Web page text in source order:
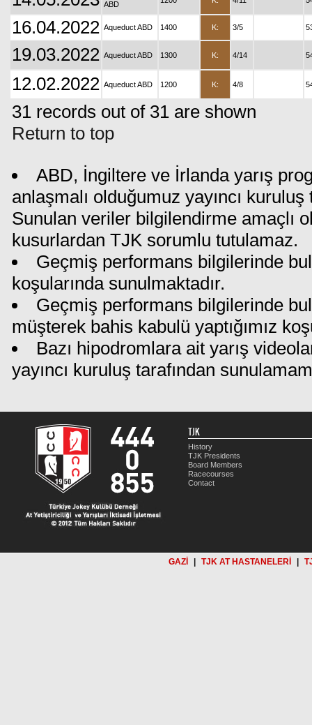
ABD
16.04.2022 Aqueduct ABD 1400 K: 3/5
19.03.2022 Aqueduct ABD 1300 K: 4/14
12.02.2022 Aqueduct ABD 1200 K: 4/8
31 records out of 31 are shown
Return to top
ABD, İngiltere ve İrlanda yarış
anlaşmalı olduğumuz yayıncı
Sunulan veriler bilgilendirme amaçlı
kusurlardan TJK sorumlu tutulamaz.
Geçmiş performans bilgilerinde
koşularında sunulmaktadır.
Geçmiş performans bilgilerinde
müşterek bahis kabulü yaptığımız
Bazı hipodromlara ait yarış
yayıncı kuruluş tarafından
TJK
History
TJK Presidents
Board Members
Racecourses
Contact
GAZİ TJK AT HASTANELERİ